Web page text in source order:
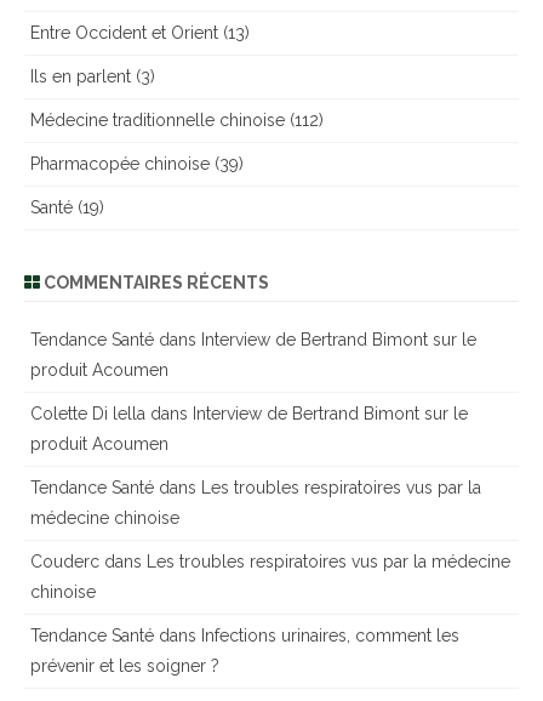
Entre Occident et Orient (13)
Ils en parlent (3)
Médecine traditionnelle chinoise (112)
Pharmacopée chinoise (39)
Santé (19)
COMMENTAIRES RÉCENTS
Tendance Santé dans Interview de Bertrand Bimont sur le
produit Acoumen
Colette Di lella dans Interview de Bertrand Bimont sur le
produit Acoumen
Tendance Santé dans Les troubles respiratoires vus par la
médecine chinoise
Couderc dans Les troubles respiratoires vus par la médecine
chinoise
Tendance Santé dans Infections urinaires, comment les
prévenir et les soigner ?